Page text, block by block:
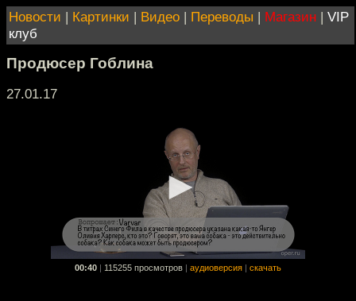
Новости | Картинки | Видео | Переводы | Магазин | VIP
клуб
Продюсер Гоблина
27.01.17
00:40 115255 просмотров аудиоверсия скачать